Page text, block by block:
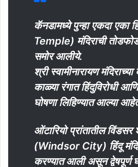
कॅनडामध्ये पुन्हा एकदा एका
Temple) मंदिराची
समोर आलीये.
श्री स्वामीनारायण
काळ्या रंगात हिंदुविरोधी
घोषणा लिहिण्यात आल्या
ओंटारियो प्रांतातील विंडसर
(Windsor City) हिंदू
करण्यात आली असून द्वेषपूर्ण